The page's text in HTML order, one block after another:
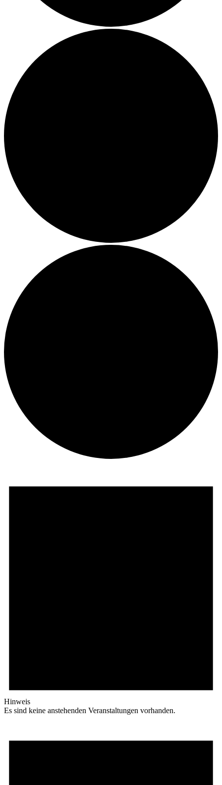
Hinweis
Es sind keine anstehenden Veranstaltungen vorhanden.